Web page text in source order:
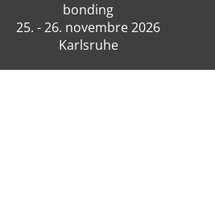
bonding
25. - 26. novembre 2026
Karlsruhe